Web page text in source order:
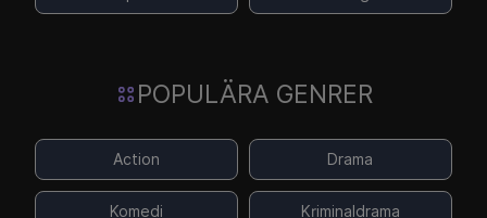
POPULÄRA GENRER
Action Drama
Komedi Kriminaldrama